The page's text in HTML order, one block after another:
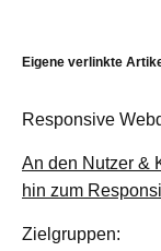
Eigene verlinkte
Responsive
An den Nutzer &
hin zum
Zielgruppen: